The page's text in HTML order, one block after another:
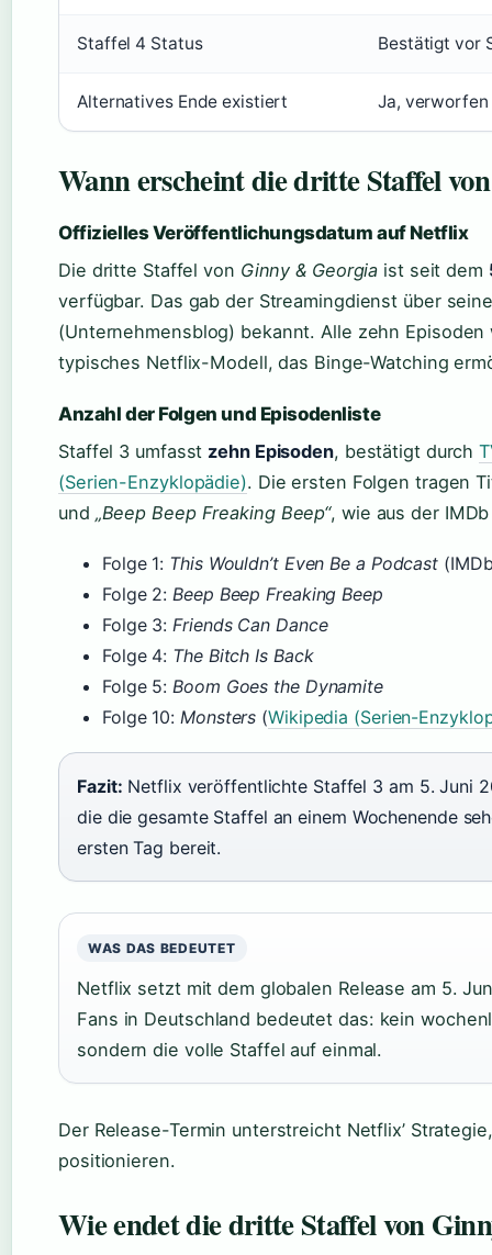
Staffel 4 Status Bestätigt vor
Alternatives Ende existiert Ja,
Wann erscheint die dritte Staffel
Offizielles Veröffentlichungsdatum auf Netflix
Die dritte Staffel von Ginny & Georgia ist seit dem
verfügbar. Das gab der Streamingdienst über
(Unternehmensblog) bekannt. Alle zehn
typisches Netflix-Modell, das Binge-Watching
Anzahl der Folgen und Episodenliste
Staffel 3 umfasst zehn Episoden, bestätigt durch
(Serien-Enzyklopädie). Die ersten Folgen tragen
und „Beep Beep Freaking Beep“, wie aus der
Folge 1: This Wouldn’t Even Be a Podcast
Folge 2:Beep Beep Freaking Beep
Folge 3:Friends Can Dance
Folge 4: The Bitch Is Back
Folge 5:Boom Goes the Dynamite
Folge 10: Monsters (Wikipedia (Serien-
Fazit: Netflix veröffentlichte Staffel 3 am 5. Juni
die die gesamte Staffel an einem Wochenende
ersten Tag bereit.
WAS DAS BEDEUTET
Netflix setzt mit dem globalen Release am 5.
Fans in Deutschland bedeutet das: kein
sondern die volle Staffel auf einmal.
Der Release-Termin unterstreicht Netflix’
positionieren.
Wie endet die dritte Staffel von